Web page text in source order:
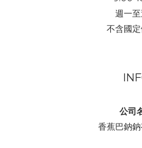
週一
不含國
公司
香蕉巴鈉